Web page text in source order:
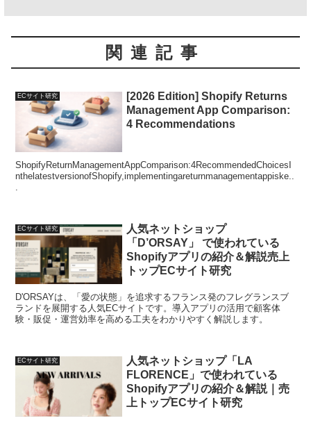
関連記事
ECサイト研究
[2026 Edition] Shopify Returns
Management App Comparison:
4 Recommendations
ShopifyReturnManagementAppComparison:4RecommendedChoicesI
nthelatestversionofShopify,implementingareturnmanagementappiske..
ECサイト研究
人気ネットショップ
「D’ORSAY」 で使われている
Shopifyアプリの紹介＆解説売上
トップECサイト研究
D'ORSAYは、「愛の状態」を追求するフランス発のフレグランスブ
ランドを展開する人気ECサイトです。導入アプリの活用で顧客体
験・販促・運営効率を高める工夫をわかりやすく解説します。
ECサイト研究
人気ネットショップ「LA
FLORENCE」で使われている
Shopifyアプリの紹介＆解説｜売
上トップECサイト研究